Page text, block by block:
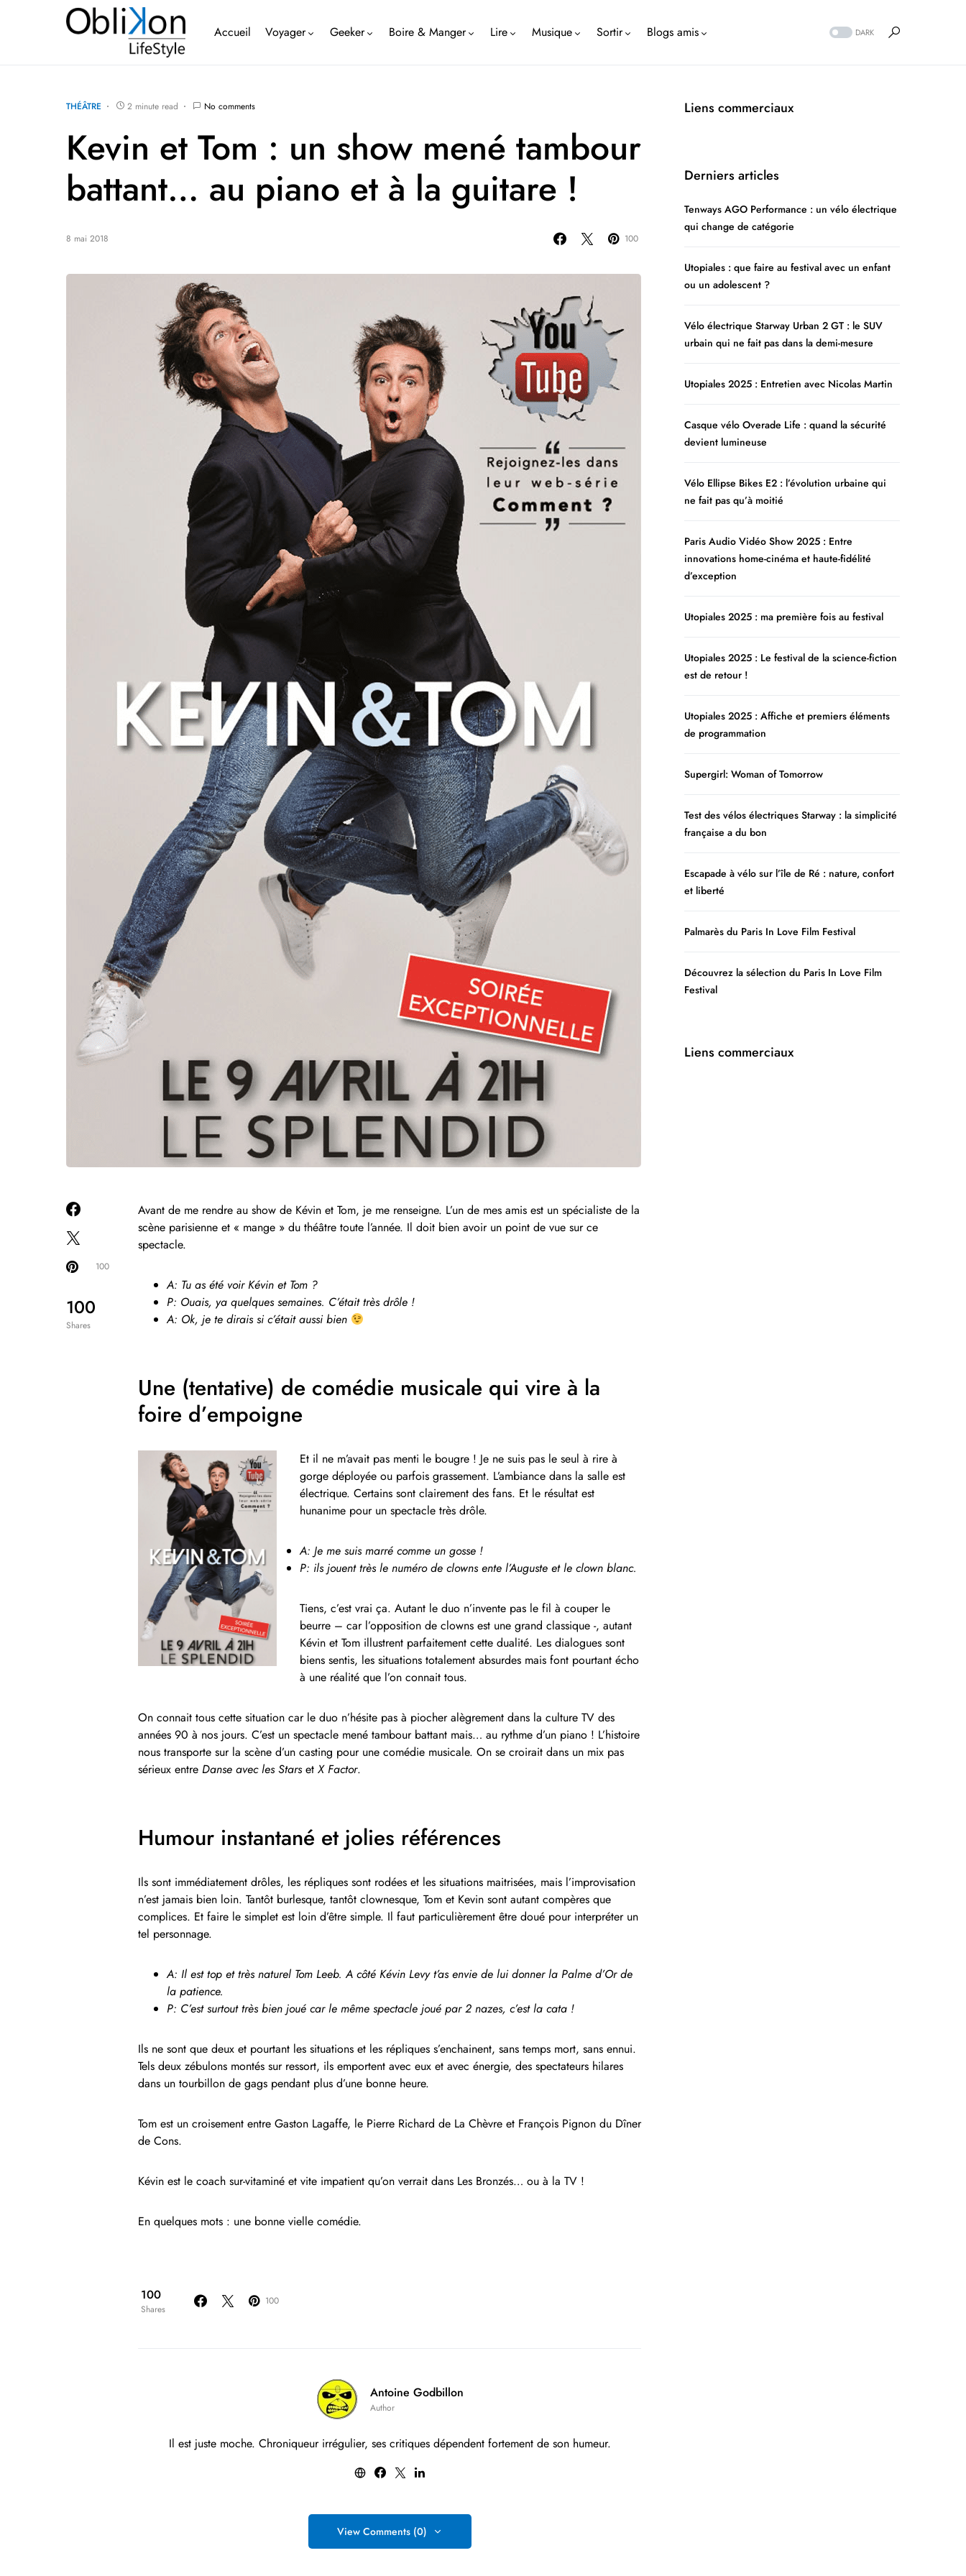
Accueil Voyager Geeker Boire & Manger Lire Musique Sortir Blogs amis DARK
THÉÂTRE 2 minute read No comments
Kevin et Tom : un show mené tambour
battant… au piano et à la guitare !
8 mai 2018 100
100
Shares
100
Avant de me rendre au show de Kévin et Tom, je me renseigne. L’un de mes amis est un spécialiste de la
scène parisienne et « mange » du théâtre toute l’année. Il doit bien avoir un point de vue sur ce
spectacle.
A: Tu as été voir Kévin et Tom ?
P: Ouais, ya quelques semaines. C’était très drôle !
A: Ok, je te dirais si c’était aussi bien
Une (tentative) de comédie musicale qui vire à la
foire d’empoigne
Et il ne m’avait pas menti le bougre ! Je ne suis pas le seul à rire à
gorge déployée ou parfois grassement. L’ambiance dans la salle est
électrique. Certains sont clairement des fans. Et le résultat est
hunanime pour un spectacle très drôle.
A: Je me suis marré comme un gosse !
P: ils jouent très le numéro de clowns ente l’Auguste et le clown blanc.
Tiens, c’est vrai ça. Autant le duo n’invente pas le fil à couper le
beurre – car l’opposition de clowns est une grand classique -, autant
Kévin et Tom illustrent parfaitement cette dualité. Les dialogues sont
biens sentis, les situations totalement absurdes mais font pourtant écho
à une réalité que l’on connait tous.
On connait tous cette situation car le duo n’hésite pas à piocher alègrement dans la culture TV des
années 90 à nos jours. C’est un spectacle mené tambour battant mais… au rythme d’un piano ! L’histoire
nous transporte sur la scène d’un casting pour une comédie musicale. On se croirait dans un mix pas
sérieux entre Danse avec les Starset X Factor.
Humour instantané et jolies références
Ils sont immédiatement drôles, les répliques sont rodées et les situations maitrisées, mais l’improvisation
n’est jamais bien loin. Tantôt burlesque, tantôt clownesque, Tom et Kevin sont autant compères que
complices. Et faire le simplet est loin d’être simple. Il faut particulièrement être doué pour interpréter un
tel personnage.
A: Il est top et très naturel Tom Leeb. A côté Kévin Levy t’as envie de lui donner la Palme d’Or de
la patience.
P: C’est surtout très bien joué car le même spectacle joué par 2 nazes, c’est la cata !
Ils ne sont que deux et pourtant les situations et les répliques s’enchainent, sans temps mort, sans ennui.
Tels deux zébulons montés sur ressort, ils emportent avec eux et avec énergie, des spectateurs hilares
dans un tourbillon de gags pendant plus d’une bonne heure.
Tom est un croisement entre Gaston Lagaffe, le Pierre Richard de La Chèvre et François Pignon du Dîner
de Cons.
Kévin est le coach sur-vitaminé et vite impatient qu’on verrait dans Les Bronzés… ou à la TV !
En quelques mots : une bonne vielle comédie.
100
Shares
100
Antoine Godbillon
Author
Il est juste moche. Chroniqueur irrégulier, ses critiques dépendent fortement de son humeur.
View Comments (0)
Liens commerciaux
Derniers articles
Tenways AGO Performance : un vélo électrique
qui change de catégorie
Utopiales : que faire au festival avec un enfant
ou un adolescent ?
Vélo électrique Starway Urban 2 GT : le SUV
urbain qui ne fait pas dans la demi-mesure
Utopiales 2025 : Entretien avec Nicolas Martin
Casque vélo Overade Life : quand la sécurité
devient lumineuse
Vélo Ellipse Bikes E2 : l’évolution urbaine qui
ne fait pas qu’à moitié
Paris Audio Vidéo Show 2025 : Entre
innovations home-cinéma et haute-fidélité
d’exception
Utopiales 2025 : ma première fois au festival
Utopiales 2025 : Le festival de la science-fiction
est de retour !
Utopiales 2025 : Affiche et premiers éléments
de programmation
Supergirl: Woman of Tomorrow
Test des vélos électriques Starway : la simplicité
française a du bon
Escapade à vélo sur l’île de Ré : nature, confort
et liberté
Palmarès du Paris In Love Film Festival
Découvrez la sélection du Paris In Love Film
Festival
Liens commerciaux